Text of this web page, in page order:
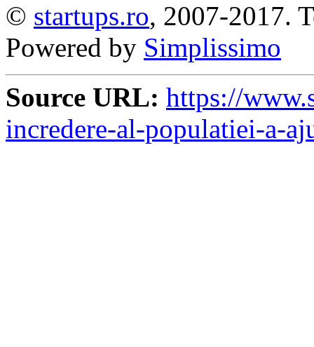
© startups.ro, 2007-2017.
Powered by Simplissimo
Source URL: https://
incredere-al-populatiei-a-